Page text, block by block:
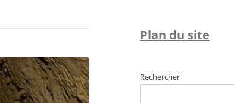
Plan du site
Rechercher